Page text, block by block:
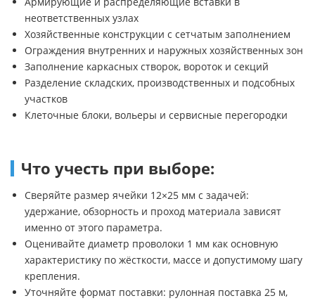
неответственных узлах
Хозяйственные конструкции с сетчатым заполнением
Ограждения внутренних и наружных хозяйственных зон
Заполнение каркасных створок, вороток и секций
Разделение складских, производственных и подсобных
участков
Клеточные блоки, вольеры и сервисные перегородки
Что учесть при выборе:
Сверяйте размер ячейки 12×25 мм с задачей:
удержание, обзорность и проход материала зависят
именно от этого параметра.
Оценивайте диаметр проволоки 1 мм как основную
характеристику по жёсткости, массе и допустимому шагу
крепления.
Уточняйте формат поставки: рулонная поставка 25 м,